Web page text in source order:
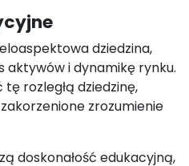
dziedzina,
i dynamikę rynku.
rozległą dziedzinę,
zrozumienie
doskonałość edukacyjną,